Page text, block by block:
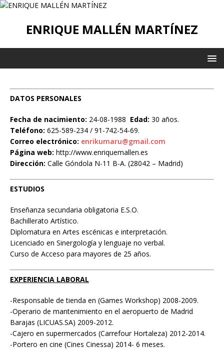
ENRIQUE MALLÉN MARTÍNEZ
DATOS PERSONALES
Fecha de nacimiento: 24-08-1988 Edad: 30 años.
Teléfono: 625-589-234 / 91-742-54-69.
Correo electrónico: enrikumaru@gmail.com
Página web: http://www.enriquemallen.es
Dirección: Calle Góndola N-11 B-A. (28042 – Madrid)
ESTUDIOS
Enseñanza secundaria obligatoria E.S.O.
Bachillerato Artístico.
Diplomatura en Artes escénicas e interpretación.
Licenciado en Sinergología y lenguaje no verbal.
Curso de Acceso para mayores de 25 años.
EXPERIENCIA LABORAL
-Responsable de tienda en (Games Workshop) 2008-2009.
-Operario de mantenimiento en el aeropuerto de Madrid
Barajas (LICUAS.SA) 2009-2012.
-Cajero en supermercados (Carrefour Hortaleza) 2012-2014.
-Portero en cine (Cines Cinessa) 2014- 6 meses.